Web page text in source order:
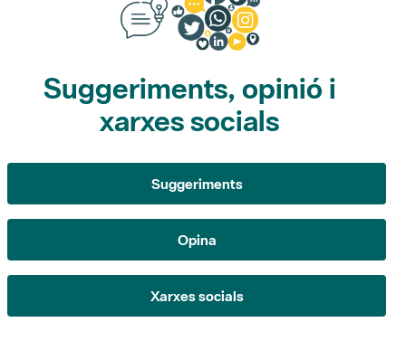
Suggeriments, opinió i
xarxes socials
Suggeriments
Opina
Xarxes socials